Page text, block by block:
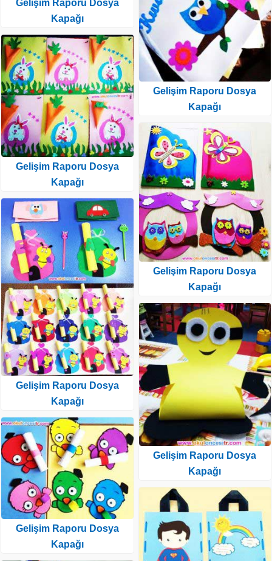
Gelişim Raporu Dosya
Kapağı
Gelişim Raporu Dosya
Kapağı
Gelişim Raporu Dosya
Kapağı
Gelişim Raporu Dosya
Kapağı
Gelişim Raporu Dosya
Kapağı
Gelişim Raporu Dosya
Kapağı
Gelişim Raporu Dosya
Kapağı